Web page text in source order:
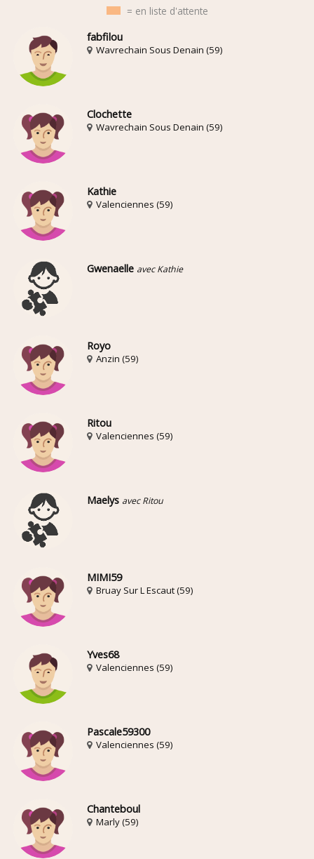
= en liste d'attente
fabfilou
Wavrechain Sous Denain (59)
Clochette
Wavrechain Sous Denain (59)
Kathie
Valenciennes (59)
Gwenaelle avec Kathie
Royo
Anzin (59)
Ritou
Valenciennes (59)
Maelys avec Ritou
MIMI59
Bruay Sur L Escaut (59)
Yves68
Valenciennes (59)
Pascale59300
Valenciennes (59)
Chanteboul
Marly (59)